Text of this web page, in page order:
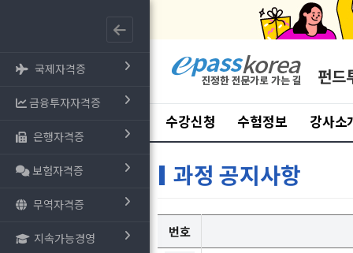
국제자격증
금융투자자격증
은행자격증
보험자격증
무역자격증
지속가능경영
펀드
수강신청 수험정보 강사소
과정 공지사항
번호